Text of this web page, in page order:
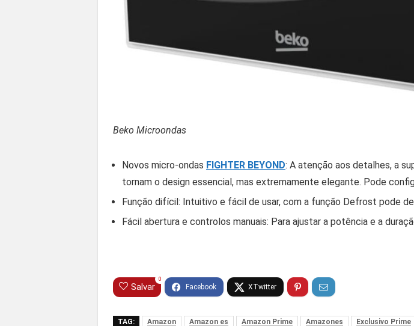
Beko Microondas
Novos micro-ondas FIGHTER BEYOND: A atenção aos detalhes, a
tornam o design essencial, mas extremamente elegante. Pode
Função difícil: Intuitivo e fácil de usar, com a função Defrost pode
Fácil abertura e controlos manuais: Para ajustar a potência e a
Salvar
0
TAG: Amazon Amazon es Amazon Prime Amazones Exclusivo Prime